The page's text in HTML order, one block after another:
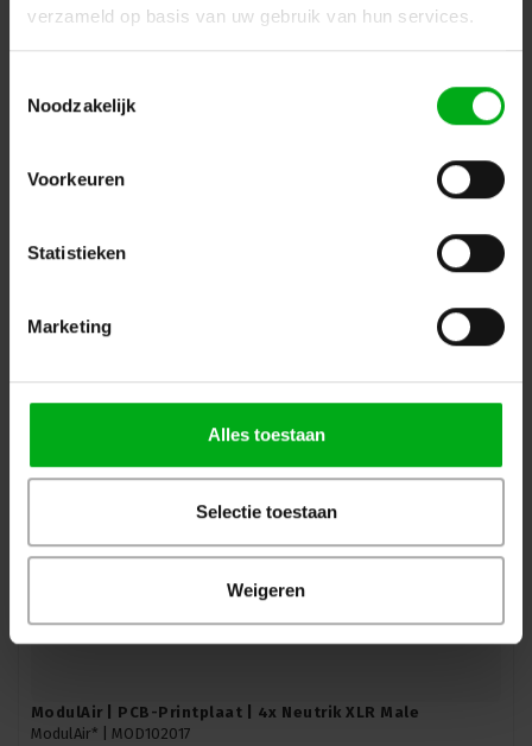
verzameld op basis van uw gebruik van hun services.
Noodzakelijk
Voorkeuren
Statistieken
Marketing
Alles toestaan
Selectie toestaan
Weigeren
ModulAir | PCB-Printplaat | LK150 (m) | multiconnector
ModulAir | PCB-Printplaat | 4x Neutrik XLR Male
ModulAir* | MOD102017